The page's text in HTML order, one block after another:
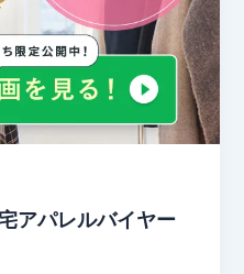
アパレルバイヤー